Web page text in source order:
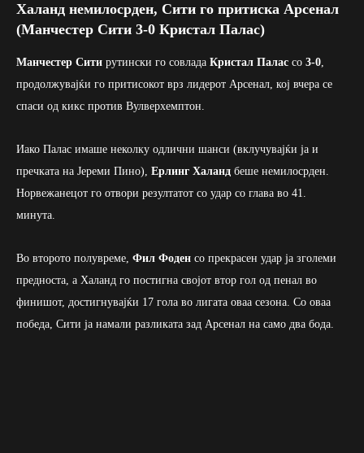
Халанд немилосрден, Сити го притиска Арсенал
(Манчестер Сити 3-0 Кристал Палас)
Манчестер Сити рутински го совлада Кристал Палас со 3-0,
продолжувајќи го притисокот врз лидерот Арсенал, кој вчера се
спаси од кикс против Вулверхемптон.
Иако Палас имаше неколку одлични шанси (вклучувајќи ја и
пречката на Јереми Пино), Ерлинг Халанд беше немилосрден.
Норвежанецот го отвори резултатот со удар со глава во 41.
минута.
Во второто полувреме, Фил Фоден со прекрасен удар ја зголеми
предноста, а Халанд го постигна својот втор гол од пенал во
финишот, достигнувајќи 17 гола во лигата оваа сезона. Со оваа
победа, Сити ја намали разликата зад Арсенал на само два бода.